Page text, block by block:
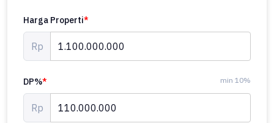
Harga Properti*
Rp
DP%* min 10%
Rp